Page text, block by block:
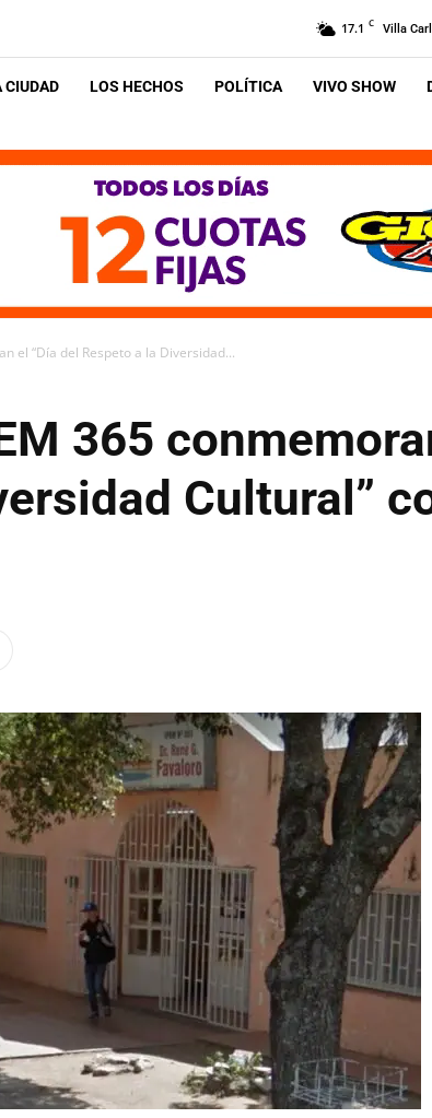
17.1 C Villa
CIUDAD LOS HECHOS POLÍTICA VIVO SHOW
el “Día del Respeto a la Diversidad...
365
Cultural”